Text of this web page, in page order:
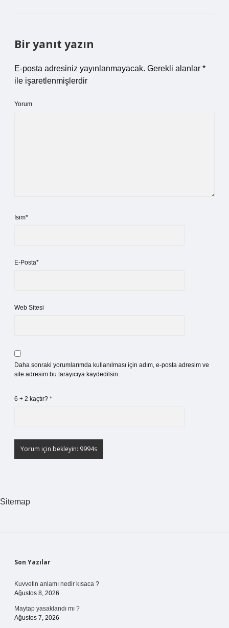
Bir yanıt yazın
E-posta adresiniz yayınlanmayacak. Gerekli alanlar *
ile işaretlenmişlerdir
Yorum
İsim*
E-Posta*
Web Sitesi
Daha sonraki yorumlarımda kullanılması için adım, e-posta adresim ve
site adresim bu tarayıcıya kaydedilsin.
6 + 2 kaçtır? *
Sitemap
Sidebar
Son Yazılar
Kuvvetin anlamı nedir kısaca ?
Ağustos 8, 2026
Maytap yasaklandı mı ?
Ağustos 7, 2026